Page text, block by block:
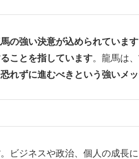
の強い決意が込められています
ことを指しています。龍馬は、
れずに進むべきという強いメ
。ビジネスや政治、個人の成長に